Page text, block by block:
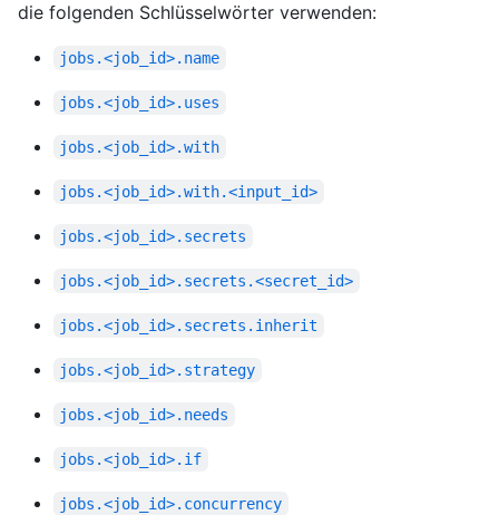
die folgenden Schlüsselwörter verwenden:
jobs.<job_id>.name
jobs.<job_id>.uses
jobs.<job_id>.with
jobs.<job_id>.with.<input_id>
jobs.<job_id>.secrets
jobs.<job_id>.secrets.<secret_id>
jobs.<job_id>.secrets.inherit
jobs.<job_id>.strategy
jobs.<job_id>.needs
jobs.<job_id>.if
jobs.<job_id>.concurrency